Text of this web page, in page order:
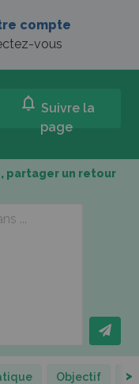
compte
vous
notifications Suivre la
page
partager un retour
Objectif >